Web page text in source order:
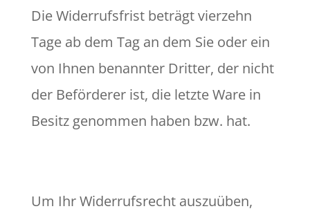
Die Widerrufsfrist beträgt vierzehn
Tage ab dem Tag an dem Sie oder ein
von Ihnen benannter Dritter, der nicht
der Beförderer ist, die letzte Ware in
Besitz genommen haben bzw. hat.
Um Ihr Widerrufsrecht auszuüben,